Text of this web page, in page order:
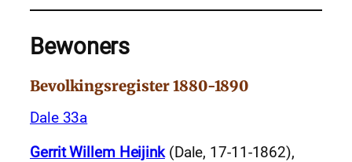
Bewoners
Bevolkingsregister 1880-1890
Dale 33a
Gerrit Willem Heijink(Dale, 17-11-1862),